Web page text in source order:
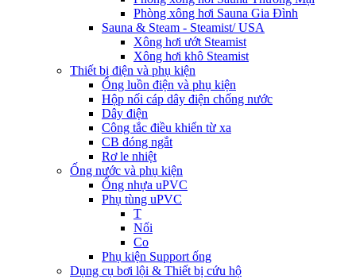
Phòng xông hơi Sauna Gia Đình
Sauna & Steam - Steamist/ USA
Xông hơi ướt Steamist
Xông hơi khô Steamist
Thiết bị điện và phụ kiện
Ống luồn điện và phụ kiện
Hộp nối cáp dây điện chống nước
Dây điện
Công tắc điều khiển từ xa
CB đóng ngắt
Rơ le nhiệt
Ống nước và phụ kiện
Ống nhựa uPVC
Phụ tùng uPVC
T
Nối
Co
Phụ kiện Support ống
Dụng cụ bơi lội & Thiết bị cứu hộ